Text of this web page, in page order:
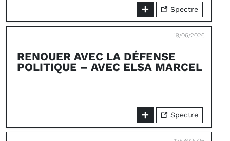
Spectre
19/06/2026
RENOUER AVEC LA DÉFENSE
POLITIQUE – AVEC ELSA MARCEL
Spectre